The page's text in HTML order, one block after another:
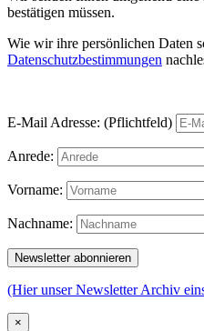
bestätigen müssen.
Wie wir ihre persönlichen Daten
Datenschutzbestimmungen
E-Mail Adresse: (Pflichtfeld)
Anrede:
Vorname:
Nachname:
(Hier unser Newsletter Archiv
×